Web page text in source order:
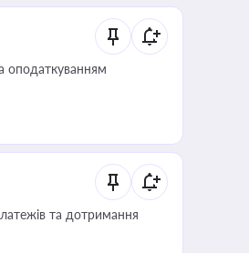
оподаткуванням